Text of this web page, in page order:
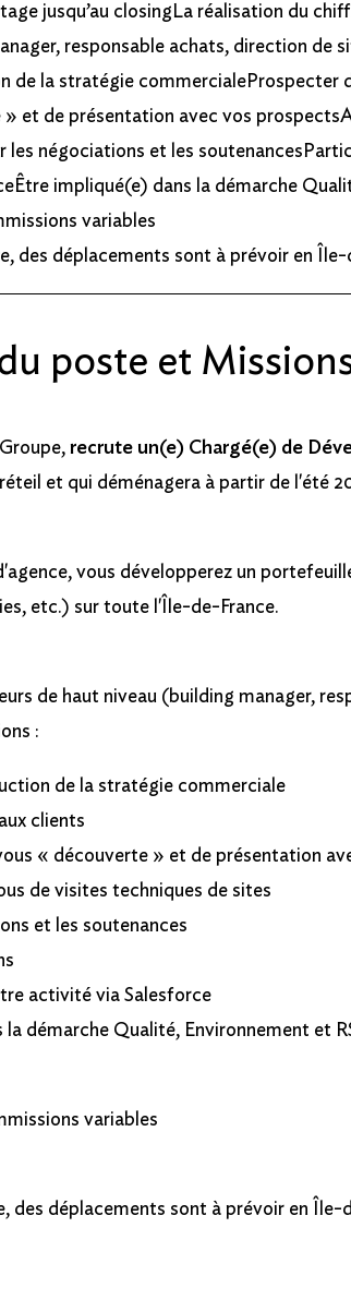
jusqu’au closingLa réalisation du
responsable achats, direction de
de la stratégie commercialeProspecter
et de présentation avec vos
les négociations et les
impliqué(e) dans la démarche
variables
des déplacements sont à prévoir en Île-
poste et
recrute un(e) Chargé(e) de
et qui déménagera à partir de l'été
vous développerez un
etc.) sur toute l'Île-de-France.
de haut niveau (building manager,
:
de la stratégie commerciale
clients
« découverte » et de présentation
de visites techniques de sites
et les soutenances
activité via Salesforce
la démarche Qualité, Environnement et
variables
des déplacements sont à prévoir en Île-